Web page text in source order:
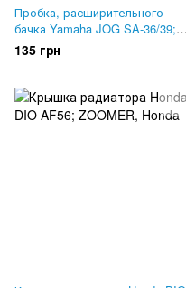
Пробка, расширительного
бачка Yamaha JOG SA-36/39;
GEAR UA-06; VOX; VINO.
ОРИГИНАЛ
135 грн